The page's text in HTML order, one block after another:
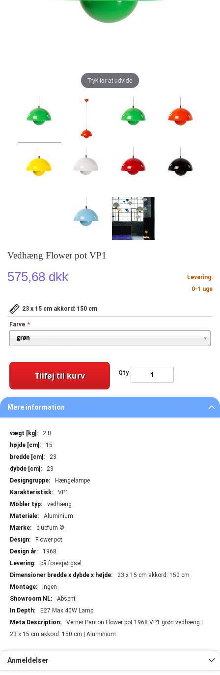
Vedhæng Flower pot VP1
575,68 dkk
Levering:
0-1 uge
23 x 15 cm akkord: 150 cm
Farve
Qty
Tilføj til kurv
Tryk for at udvide
Mere information
Mere
information
2.0
15
23
23
Hængelampe
VP1
vedhæng
Aluminium
bluefurn ©
Flower pot
1968
på forespørgsel
23 x 15 cm akkord: 150 cm
ingen
Absent
E27 Max 40W Lamp.
Verner Panton Flower pot 1968 VP1 grøn vedhæng |
23 x 15 cm akkord: 150 cm | Aluminium
Anmeldelser